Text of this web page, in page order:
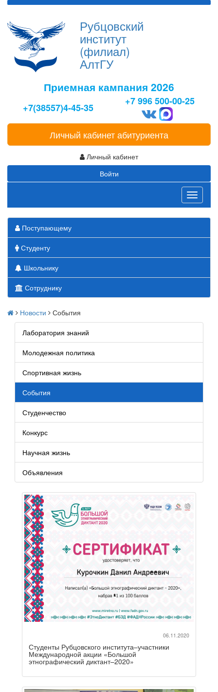
Рубцовский
институт
(филиал)
АлтГУ
Приемная кампания 2026
+7(38557)4-45-35
+7 996 500-00-25
Личный кабинет абитуриента
Личный кабинет
Войти
Toggle
Поступающему
Студенту
Школьнику
Сотруднику
Новости События
Лаборатория знаний
Молодежная политика
Спортивная жизнь
События
Студенчество
Конкурс
Научная жизнь
Объявления
06.11.2020
Студенты Рубцовского института–участники
Международной акции «Большой
этнографический диктант–2020»